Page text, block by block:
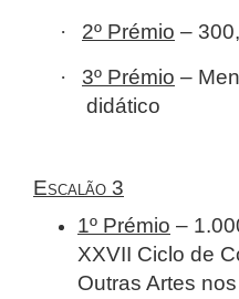
·
2º Prémio –
·
3º Prémio –
didático
Escalão 3
1º Prémio –
XXVII Ciclo de
Outras Artes